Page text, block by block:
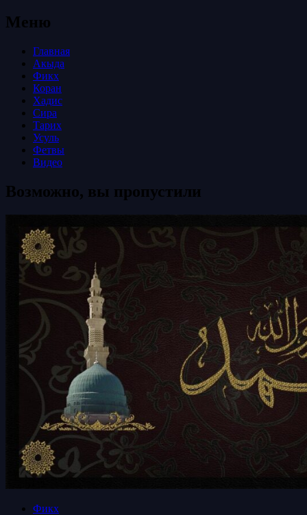
Меню
Главная
Акыда
Фикх
Коран
Хадис
Сира
Тарих
Усуль
Фетвы
Видео
Возможно, вы пропустили
Фикх